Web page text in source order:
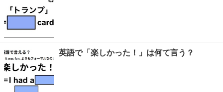
英語で「楽しかった！」は何て言う？